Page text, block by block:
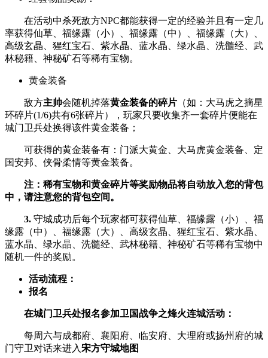
在活动中杀死敌方NPC都能获得一定的经验并且有一定几
率获得仙草、福缘露（小）、福缘露（中）、福缘露（大）、
高级玄晶、猩红宝石、紫水晶、蓝水晶、绿水晶、洗髓经、武
林秘籍、神秘矿石等稀有宝物。
黄金装备
敌方主帅会随机掉落黄金装备的碎片 （如：大马虎之摘星
环碎片(1/6)共有6张碎片），玩家只要收集齐一套碎片便能在
城门卫兵处换得该件黄金装备；
可获得的黄金装备有：门派大黄金、大马虎黄金装备、定
国安邦、侠骨柔情等黄金装备。
注：稀有宝物和黄金碎片等奖励物品将自动放入您的背包
中，请注意您的背包空间。
3. 守城成功后每个玩家都可获得仙草、福缘露（小）、福
缘露（中）、福缘露（大）、高级玄晶、猩红宝石、紫水晶、
蓝水晶、绿水晶、洗髓经、武林秘籍、神秘矿石等稀有宝物中
随机一件的奖励。
活动流程：
报名
在城门卫兵处报名参加卫国战争之烽火连城活动：
每周六与成都府、襄阳府、临安府、大理府或扬州府的城
门守卫对话来进入宋方守城地图